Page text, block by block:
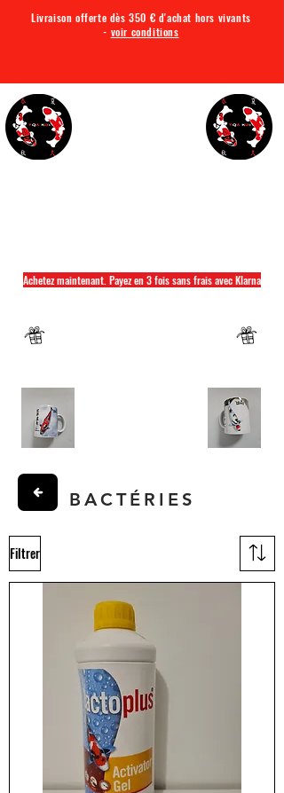
Livraison offerte dès 350 € d'achat hors vivants
- voir conditions
Achetez maintenant. Payez en 3 fois sans frais avec Klarna
BACTÉRIES
Filtrer